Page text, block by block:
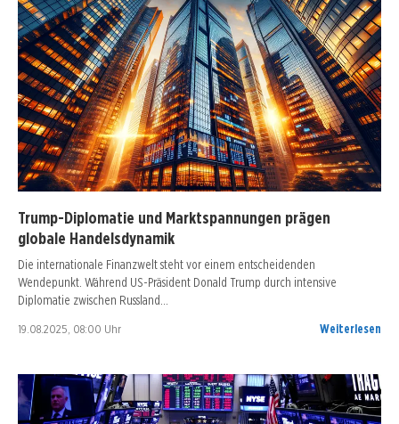
Trump-Diplomatie und Marktspannungen prägen
globale Handelsdynamik
Die internationale Finanzwelt steht vor einem entscheidenden
Wendepunkt. Während US-Präsident Donald Trump durch intensive
Diplomatie zwischen Russland…
19.08.2025, 08:00 Uhr Weiterlesen